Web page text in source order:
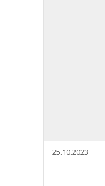
25.10.2023